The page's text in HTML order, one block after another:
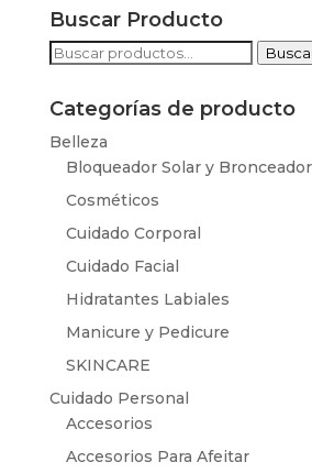
Buscar Producto
Buscar
Categorías de producto
Belleza
Bloqueador Solar y
Cosméticos
Cuidado Corporal
Cuidado Facial
Hidratantes Labiales
Manicure y Pedicure
SKINCARE
Cuidado Personal
Accesorios
Accesorios Para Afeitar